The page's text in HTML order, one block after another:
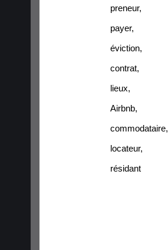
preneur,
payer,
éviction,
contrat,
lieux,
Airbnb,
commodataire,
locateur,
résidant